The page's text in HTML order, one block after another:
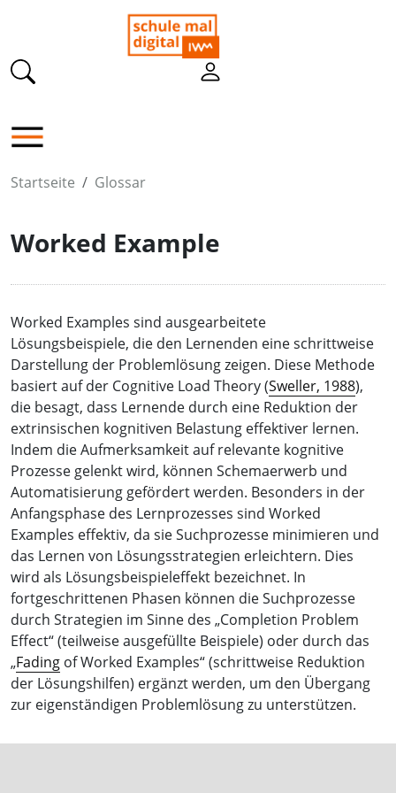
Startseite Glossar
Worked Example
Worked Examples sind ausgearbeitete
Lösungsbeispiele, die den Lernenden eine schrittweise
Darstellung der Problemlösung zeigen. Diese Methode
basiert auf der Cognitive Load Theory (Sweller, 1988),
die besagt, dass Lernende durch eine Reduktion der
extrinsischen kognitiven Belastung effektiver lernen.
Indem die Aufmerksamkeit auf relevante kognitive
Prozesse gelenkt wird, können Schemaerwerb und
Automatisierung gefördert werden. Besonders in der
Anfangsphase des Lernprozesses sind Worked
Examples effektiv, da sie Suchprozesse minimieren und
das Lernen von Lösungsstrategien erleichtern. Dies
wird als Lösungsbeispieleffekt bezeichnet. In
fortgeschrittenen Phasen können die Suchprozesse
durch Strategien im Sinne des „Completion Problem
Effect“ (teilweise ausgefüllte Beispiele) oder durch das
„Fading of Worked Examples“ (schrittweise Reduktion
der Lösungshilfen) ergänzt werden, um den Übergang
zur eigenständigen Problemlösung zu unterstützen.